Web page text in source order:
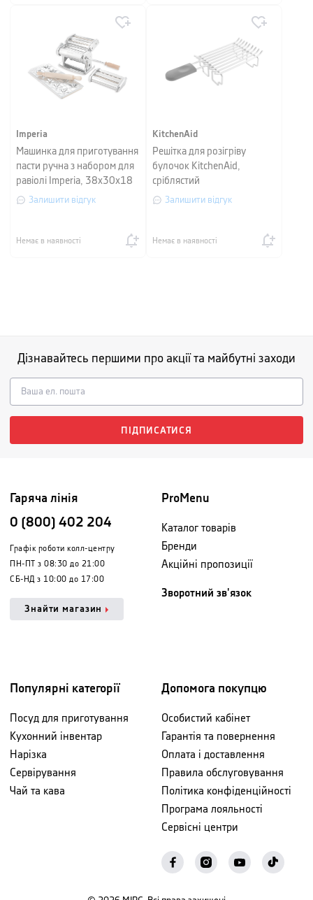
Imperia
Машинка для приготування
пасти ручна з набором для
равіолі Imperia, 38х30х18
см, сріблястий
Залишити відгук
Немає в наявності
KitchenAid
Решітка для розігріву
булочок KitchenAid,
сріблястий
Залишити відгук
Немає в наявності
Дізнавайтесь першими про акції та майбутні заходи
ПІДПИСАТИСЯ
Гаряча лінія
0 (800) 402 204
Графік роботи колл-центру
ПН-ПТ з 08:30 до 21:00
СБ-НД з 10:00 до 17:00
Знайти магазин
ProMenu
Каталог товарів
Бренди
Акційні пропозиції
Зворотний зв'язок
Популярні категорії
Посуд для приготування
Кухонний інвентар
Нарізка
Сервірування
Чай та кава
Допомога покупцю
Особистий кабінет
Гарантія та повернення
Оплата і доставлення
Правила обслуговування
Політика конфіденційності
Програма лояльності
Сервісні центри